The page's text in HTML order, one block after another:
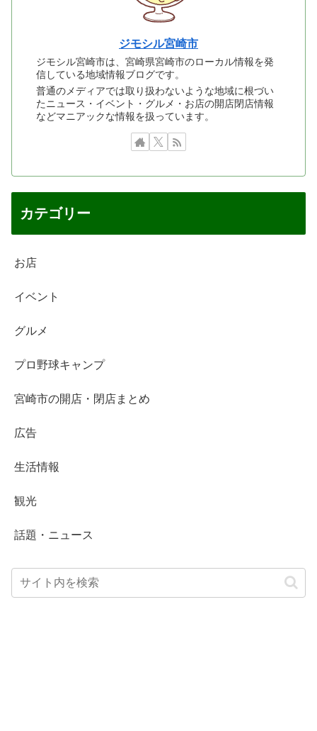
ジモシル宮崎市
ジモシル宮崎市は、宮崎県宮崎市のローカル情報を発
信している地域情報ブログです。
普通のメディアでは取り扱わないような地域に根づい
たニュース・イベント・グルメ・お店の開店閉店情報
などマニアックな情報を扱っています。
カテゴリー
お店
イベント
グルメ
プロ野球キャンプ
宮崎市の開店・閉店まとめ
広告
生活情報
観光
話題・ニュース